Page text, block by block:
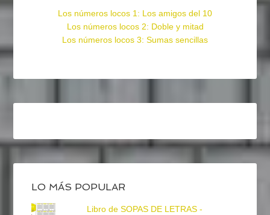
Los números locos 1: Los amigos del 10
Los números locos 2: Doble y mitad
Los números locos 3: Sumas sencillas
LO MÁS POPULAR
Libro de SOPAS DE LETRAS -